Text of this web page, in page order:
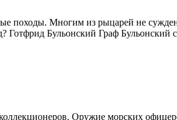
походы. Многим из рыцарей не
Готфрид Бульонский Граф Бульонский
Оружие морских